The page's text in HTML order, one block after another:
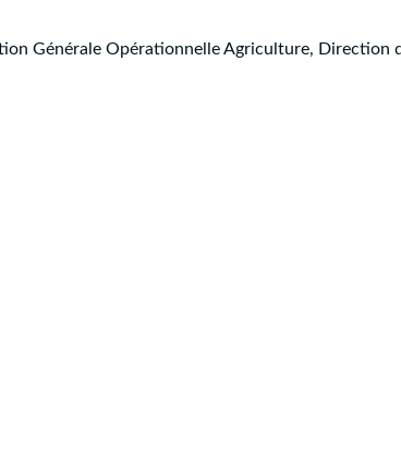
Générale Opérationnelle Agriculture, Direction